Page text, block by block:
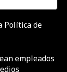
Política de
empleados